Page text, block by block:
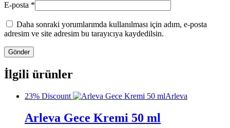
E-posta *
Daha sonraki yorumlarımda kullanılması için adım, e-posta
adresim ve site adresim bu tarayıcıya kaydedilsin.
İlgili ürünler
23% Discount Arleva
Arleva Gece Kremi 50 ml